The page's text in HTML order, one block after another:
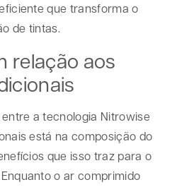
que transforma o
de tintas.
relação aos
a tecnologia Nitrowise
está na composição do
que isso traz para o
o ar comprimido